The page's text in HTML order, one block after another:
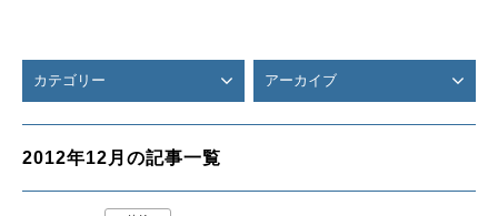
カテゴリー アーカイブ
2012年12月の記事一覧